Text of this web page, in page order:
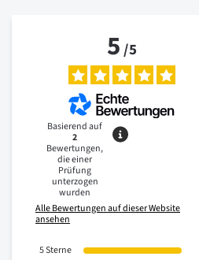
5/5
Basierend auf
2
Bewertungen,
die einer
Prüfung
unterzogen
wurden
Alle Bewertungen auf dieser Website
ansehen
5Sterne